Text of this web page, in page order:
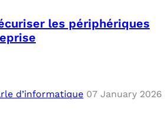
les périphériques
d’informatique 07 January 2026